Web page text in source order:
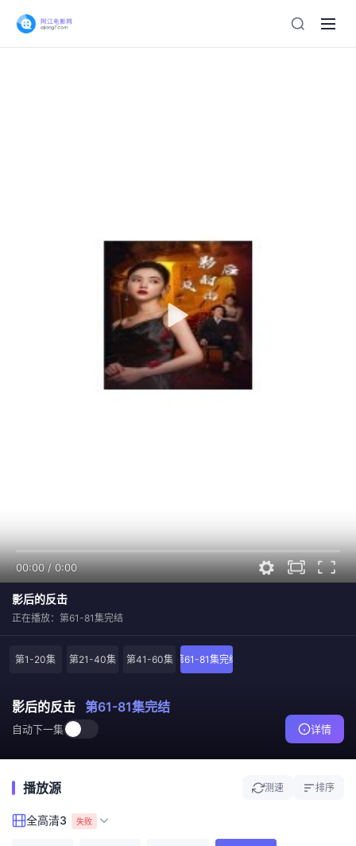
00:00/0:00
影后的反击
正在播放：第61-81集完结
第1-20集 第21-40集 第41-60集 第61-81集完结
影后的反击 第61-81集完结
自动下一集 详情
播放源 测速 排序
全高清3 失败